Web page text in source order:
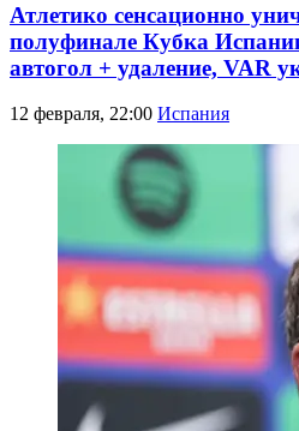
Атлетико сенсационно
полуфинале Кубка
автогол + удаление, VAR
12 февраля, 22:00 Испания